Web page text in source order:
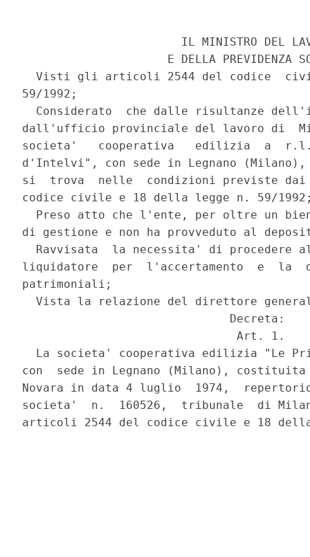
IL MINISTRO DEL
E DELLA PREVIDENZA
Visti gli articoli 2544 del codice
59/1992;
Considerato  che dalle risultanze
dall'ufficio provinciale del lavoro di
societa'   cooperativa   edilizia  a  r.l.
d'Intelvi", con sede in Legnano
si  trova  nelle  condizioni previste
codice civile e 18 della legge n. 59/
Preso atto che l'ente, per oltre un
di gestione e non ha provveduto al
Ravvisata  la necessita' di procedere
liquidatore  per  l'accertamento  e  la
patrimoniali;
Vista la relazione del direttore
                              Decreta:
                               Art. 1.
La societa' cooperativa edilizia "Le
con  sede in Legnano (Milano),
Novara in data 4 luglio  1974,
societa'  n.  160526,  tribunale  di